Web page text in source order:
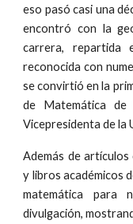
eso pasó casi una
encontró con la
carrera, repartida
reconocida con
se convirtió en la
de Matemática
Vicepresidenta de la
Además de
y libros académicos
matemática para
divulgación,